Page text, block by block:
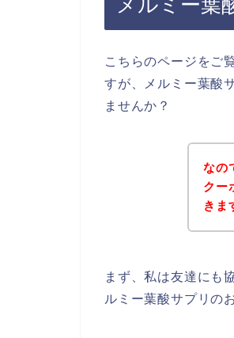
メルミー葉
こちらのページをご
すが、メルミー葉酸
ませんか？
なの
クー
きま
まず、私は友達にも
ルミー葉酸サプリの